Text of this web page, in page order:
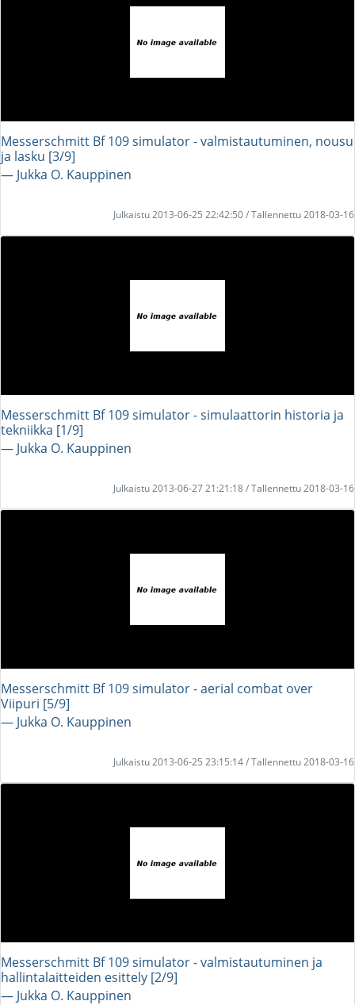
Messerschmitt Bf 109 simulator - valmistautuminen, nousu
ja lasku [3/9]
― Jukka O. Kauppinen
Julkaistu 2013-06-25 22:42:50 / Tallennettu 2018-03-16
Messerschmitt Bf 109 simulator - simulaattorin historia ja
tekniikka [1/9]
― Jukka O. Kauppinen
Julkaistu 2013-06-27 21:21:18 / Tallennettu 2018-03-16
Messerschmitt Bf 109 simulator - aerial combat over
Viipuri [5/9]
― Jukka O. Kauppinen
Julkaistu 2013-06-25 23:15:14 / Tallennettu 2018-03-16
Messerschmitt Bf 109 simulator - valmistautuminen ja
hallintalaitteiden esittely [2/9]
― Jukka O. Kauppinen